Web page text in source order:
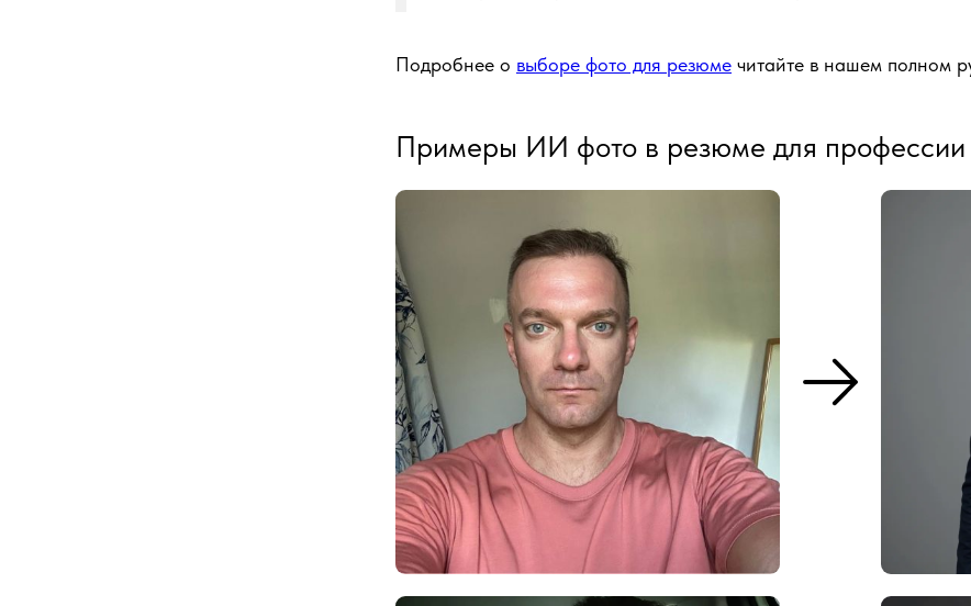
Подробнее о выборе фото для резюме читайте в нашем полном
Примеры ИИ фото в резюме для профессии